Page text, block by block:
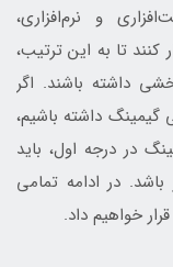
و نرم‌افزاری،
کنند تا به این ترتیب،
داشته باشند. اگر
داشته باشیم،
در درجه اول، باید
در ادامه تمامی
خواهیم داد.